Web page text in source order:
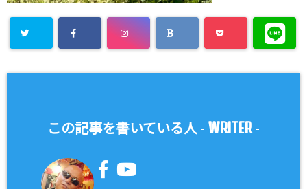
この記事を書いている人 - WRITER-